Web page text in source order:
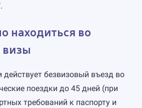
находиться во
визы
безвизовый въезд во
поездки до 45 дней (при
требований к паспорту и